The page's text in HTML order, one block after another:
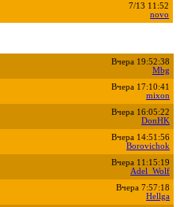
7/13 11:52
novo
Вчера 19:52:38
Mbg
Вчера 17:10:41
mixon
Вчера 16:05:22
DonHK
Вчера 14:51:56
Borovichok
Вчера 11:15:19
Adel_Wolf
Вчера 7:57:18
Hellga